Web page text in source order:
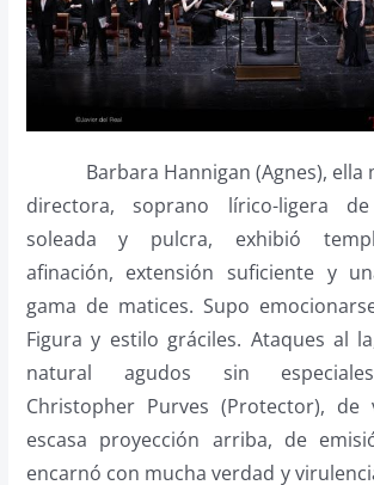
Barbara Hannigan (Agnes), ella
directora, soprano lírico-ligera
soleada y pulcra, exhibió
afinación, extensión suficiente y
gama de matices. Supo
Figura y estilo gráciles. Ataques al
natural agudos sin
Christopher Purves (Protector), de
escasa proyección arriba, de
encarnó con mucha verdad y